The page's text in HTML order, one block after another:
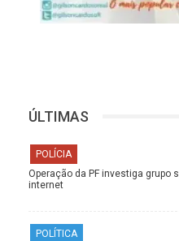
ÚLTIMAS
POLÍCIA
Operação da PF investiga grupo
internet
POLÍTICA